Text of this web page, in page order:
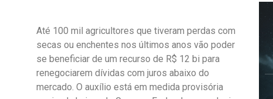
Até 100 mil agricultores que tiveram perdas com
secas ou enchentes nos últimos anos vão poder
se beneficiar de um recurso de R$ 12 bi para
renegociarem dívidas com juros abaixo do
mercado. O auxílio está em medida provisória